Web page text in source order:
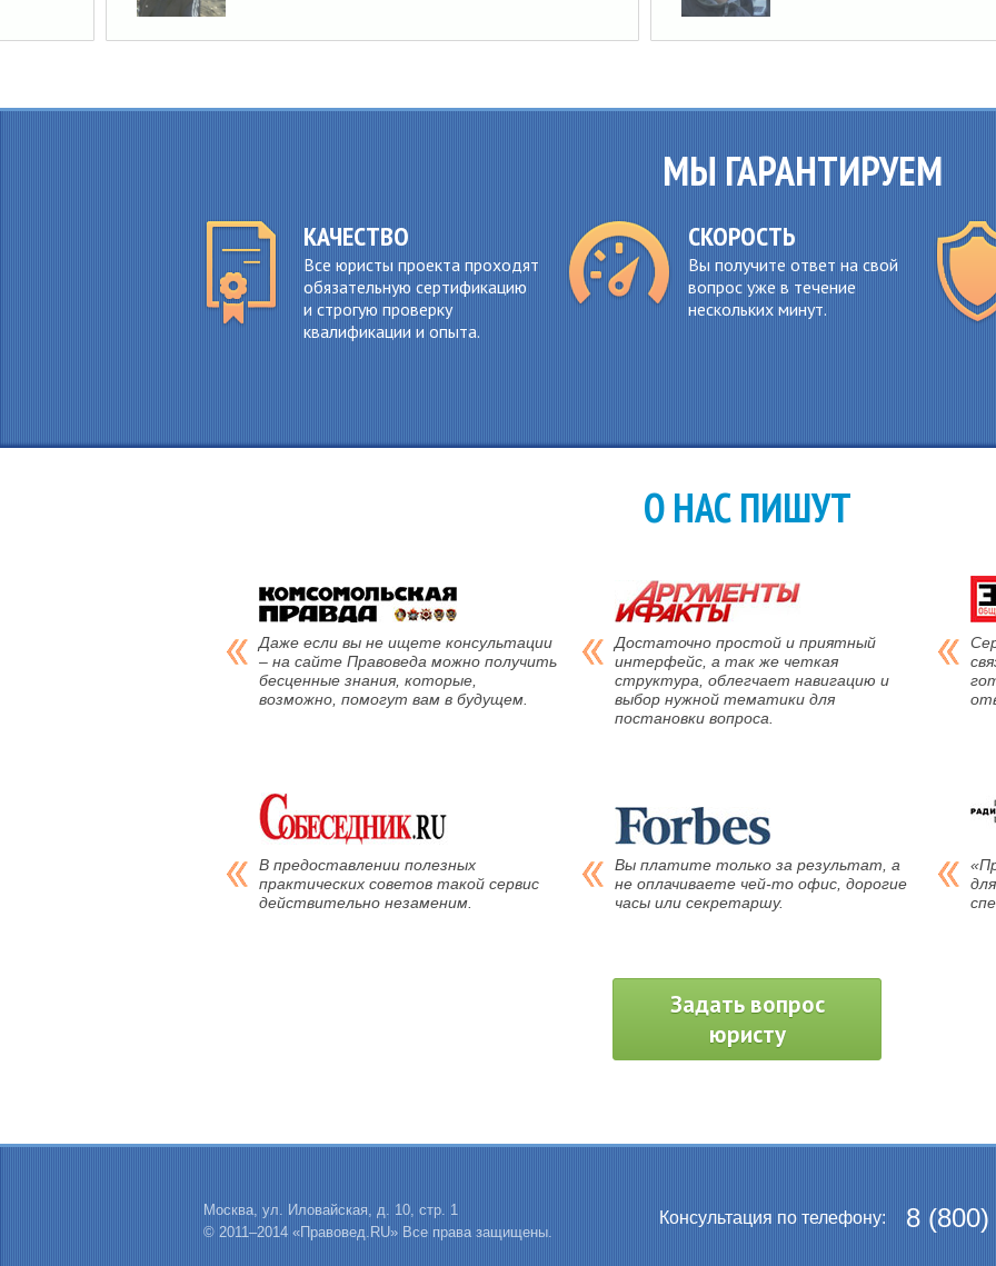
МЫ ГАРАНТИРУЕМ
КАЧЕСТВО
Все юристы проекта проходят
обязательную сертификацию
и строгую проверку
квалификации и опыта.
СКОРОСТЬ
Вы получите ответ на свой
вопрос уже в течение
нескольких минут.
О НАС ПИШУТ
Даже если вы не ищете консультации
– на сайте Правоведа можно получить
бесценные знания, которые,
возможно, помогут вам в будущем.
Достаточно простой и приятный
интерфейс, а так же четкая
структура, облегчает навигацию и
выбор нужной тематики для
постановки вопроса.
В предоставлении полезных
практических советов такой сервис
действительно незаменим.
Вы платите только за результат, а
не оплачиваете чей-то офис, дорогие
часы или секретаршу.
Задать вопрос
юристу
Москва, ул. Иловайская, д. 10, стр. 1
© 2011–2014 «Правовед.RU» Все права защищены.
Консультация по телефону: 8